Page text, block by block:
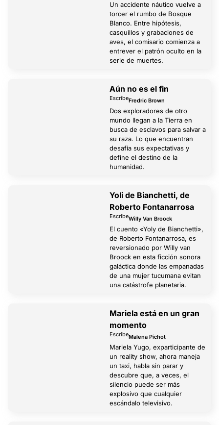
Un accidente náutico vuelve a
torcer el rumbo de Bosque
Blanco. Entre hipótesis,
casquillos y grabaciones de
aves, el comisario comienza a
entrever el patrón oculto en la
serie de muertes.
Aún no es el fin
EscribeFredric Brown
Dos exploradores de otro
mundo llegan a la Tierra en
busca de esclavos para salvar a
su raza. Lo que encuentran
desafía sus expectativas y
define el destino de la
humanidad.
Yoli de Bianchetti, de
Roberto Fontanarrosa
EscribeWilly Van Broock
El cuento «Yoly de Bianchetti»,
de Roberto Fontanarrosa, es
reversionado por Willy van
Broock en esta ficción sonora
galáctica donde las empanadas
de una mujer tucumana evitan
una catástrofe planetaria.
Mariela está en un gran
momento
EscribeMalena Pichot
Mariela Yugo, exparticipante de
un reality show, ahora maneja
un taxi, habla sin parar y
descubre que, a veces, el
silencio puede ser más
explosivo que cualquier
escándalo televisivo.